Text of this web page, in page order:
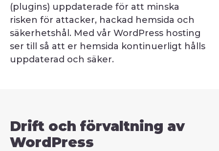
(plugins) uppdaterade för att minska
risken för attacker, hackad hemsida och
säkerhetshål. Med vår WordPress hosting
ser till så att er hemsida kontinuerligt hålls
uppdaterad och säker.
Drift och förvaltning av
WordPress